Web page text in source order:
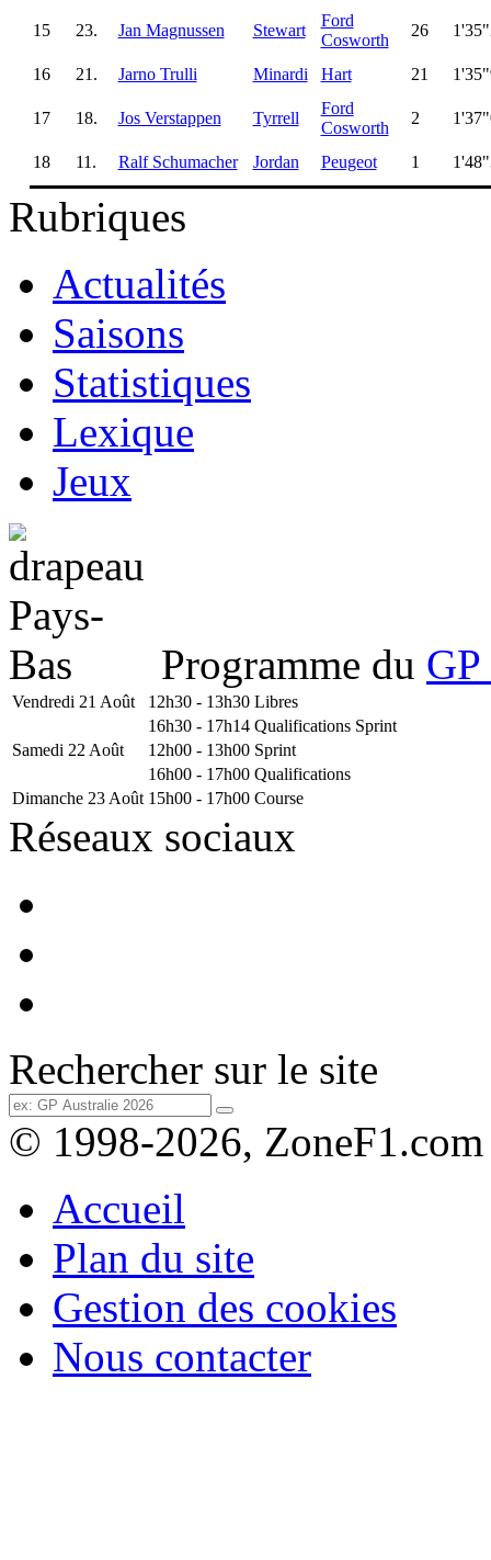
15 23. Jan Magnussen Stewart
Ford
Cosworth
26
16 21. Jarno Trulli Minardi Hart 21
17 18. Jos Verstappen Tyrrell
Ford
Cosworth
2
18 11. Ralf Schumacher Jordan Peugeot 1
Rubriques
Actualités
Saisons
Statistiques
Lexique
Jeux
Programme du
Vendredi 21 Août 12h30 - 13h30 Libres
16h30 - 17h14 Qualifications Sprint
Samedi 22 Août
12h00 - 13h00 Sprint
16h00 - 17h00 Qualifications
Dimanche 23 Août 15h00 - 17h00 Course
Réseaux sociaux
Rechercher sur le site
© 1998-2026, ZoneF1.com
Accueil
Plan du site
Gestion des cookies
Nous contacter